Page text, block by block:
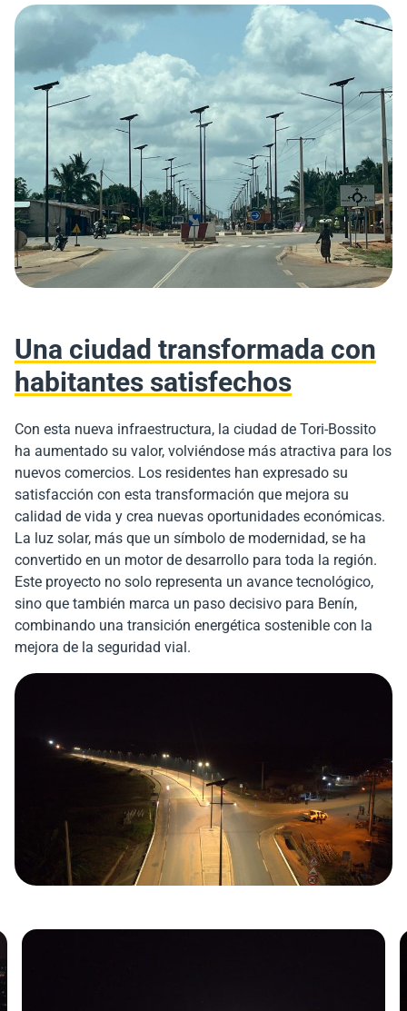
Una ciudad transformada con
habitantes satisfechos
Con esta nueva infraestructura, la ciudad de Tori-Bossito
ha aumentado su valor, volviéndose más atractiva para los
nuevos comercios. Los residentes han expresado su
satisfacción con esta transformación que mejora su
calidad de vida y crea nuevas oportunidades económicas.
La luz solar, más que un símbolo de modernidad, se ha
convertido en un motor de desarrollo para toda la región.
Este proyecto no solo representa un avance tecnológico,
sino que también marca un paso decisivo para Benín,
combinando una transición energética sostenible con la
mejora de la seguridad vial.